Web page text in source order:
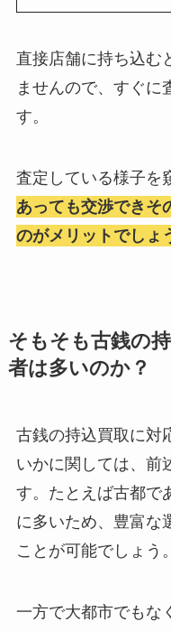
直接店舗に持ち込む
ませんので、すぐに
す。
査定している様子を
あっても交渉できそ
のがメリットでしょ
そもそも古銭の
者は多いのか？
古銭の持込買取に対
いかに関しては、前
す。たとえば古都で
に多いため、豊富な
ことが可能でしょう。
一方で大都市でもな